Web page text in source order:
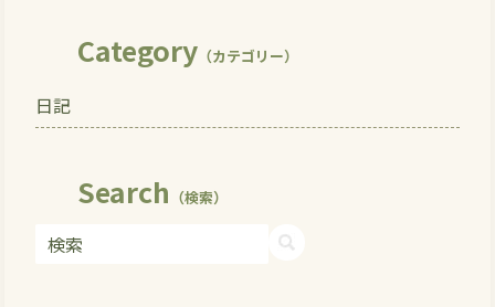
Category （カテゴリー）
日記
Search （検索）